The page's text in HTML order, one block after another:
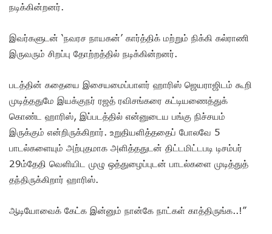
நடிக்கின்றனர்.
இவர்களுடன் ‘நவரச நாயகன்’ கார்த்திக் மற்றும் நிக்கி கல்ராணி
இருவரும் சிறப்பு தோற்றத்தில் நடிக்கின்றனர்.
படத்தின் கதையை இசையமைப்பாளர் ஹாரிஸ் ஜெயராஜிடம் கூறி
முடித்ததுமே இயக்குநர் ரஜத் ரவிசங்கரை கட்டியணைத்துக்
கொண்ட ஹாரிஸ், இப்படத்தில் என்னுடைய பங்கு நிச்சயம்
இருக்கும் என்றிருக்கிறார். உறுதியளித்ததைப் போலவே 5
பாடல்களையும் அற்புதமாக அளித்ததுடன் திட்டமிட்டபடி டிசம்பர்
29ம்தேதி வெளியிட முழு ஒத்துழைப்புடன் பாடல்களை முடித்துத்
தந்திருக்கிறார் ஹாரிஸ்.
ஆடியோவைக் கேட்க இன்னும் நான்கே நாட்கள் காத்திருங்க..!”